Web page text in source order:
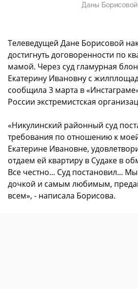
Даны Борисовой
Телеведущей Дане Борисовой
достигнуть договоренности по
мамой. Через суд гламурная
Екатерину Ивановну с
сообщила 3 марта в
России экстремистская
«Никулинский районный суд
требования по отношению к
Екатерине Ивановне,
отдаем ей квартиру в Судаке в
Все честно... Суд постановил...
дочкой и самым любимым,
всем», - написала Борисова.